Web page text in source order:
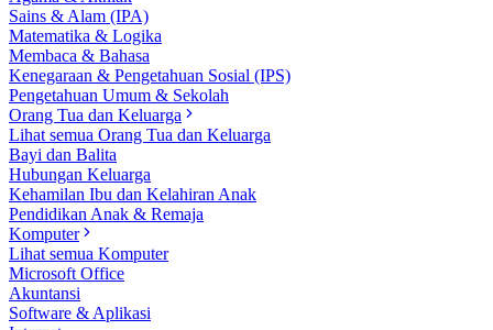
Sains & Alam (IPA)
Matematika & Logika
Membaca & Bahasa
Kenegaraan & Pengetahuan Sosial (IPS)
Pengetahuan Umum & Sekolah
Orang Tua dan Keluarga
Lihat semua Orang Tua dan Keluarga
Bayi dan Balita
Hubungan Keluarga
Kehamilan Ibu dan Kelahiran Anak
Pendidikan Anak & Remaja
Komputer
Lihat semua Komputer
Microsoft Office
Akuntansi
Software & Aplikasi